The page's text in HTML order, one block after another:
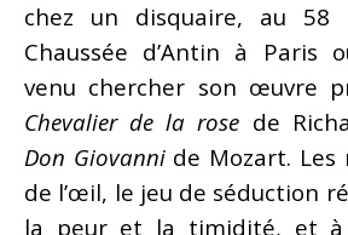
chez un disquaire, au
Chaussée d’Antin à Paris
venu chercher son œuvre
Chevalier de la rose de
Don Giovannide Mozart. Les
de l’œil, le jeu de séduction
la peur et la timidité, et à